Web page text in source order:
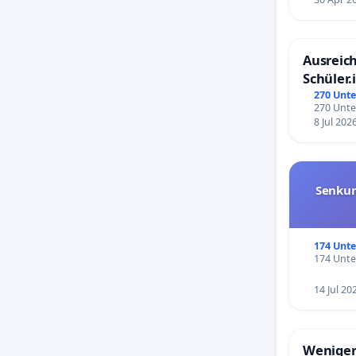
2013-
Ferne
einem
Leben
durch
2018
270
270
8 Jul
174
174
14 Jul